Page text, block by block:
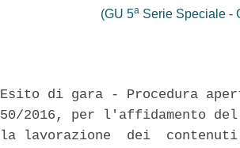
(GU 5a Serie Speciale -
Esito di gara - Procedura
50/2016, per l'affidamento
la lavorazione  dei